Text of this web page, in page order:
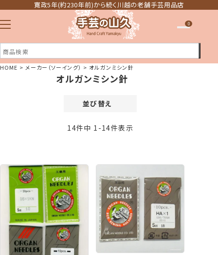
寛政5年(約230年前)から続く川越の老舗手芸用品店
注文履歴
0
HOME メーカー（ソーイング） オルガンミシン針
オルガンミシン針
並び替え
価格が高い順
おすすめ順
レビュー順
14件中 1 -14件表示